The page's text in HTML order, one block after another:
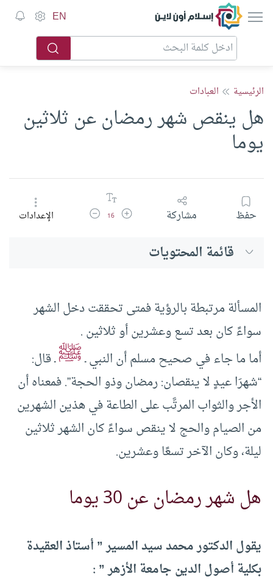
إسلام أون لاين EN
الرئيسية العبادات
هل ينقص شهر رمضان عن ثلاثين
يوما
حفظ مشاركة زيادة حجم الخط
16 تقليل حجم الخطالإعدادات
قائمة المحتويات
المسألة مرتبطة بالرؤية فمتى تحققت دخل الشهر
سواءً كان بعد تسع وعشرين أو ثلاثين .
أما ما جاء في صحيح مسلم أن النبي ـﷺـ قال:
“شهرَا عيدٍ لا ينقصان: رمضان وذو الحجة”. فمعناه أن
الأجر والثواب المرتَّب على الطاعة في هذين الشهرين
من الصيام والحج لا ينقص سواءً كان الشهر ثلاثين
ليلة، وكان الآخر تسعًا وعشرين.
هل شهر رمضان عن 30 يوما
يقول الدكتور محمد سيد المسير ” أستاذ العقيدة
بكلية أصول الدين جامعة الأزهر ” :